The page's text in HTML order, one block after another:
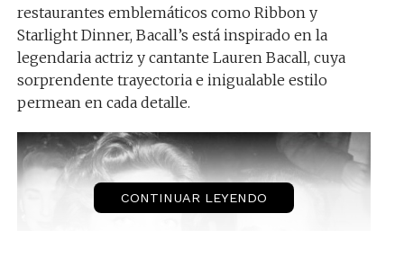
restaurantes emblemáticos como Ribbon y
Starlight Dinner, Bacall’s está inspirado en la
legendaria actriz y cantante Lauren Bacall, cuya
sorprendente trayectoria e inigualable estilo
permean en cada detalle.
CONTINUAR LEYENDO